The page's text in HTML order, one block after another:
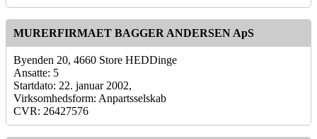
MURERFIRMAET BAGGER ANDERSEN ApS
Byenden 20, 4660 Store HEDDinge
Ansatte: 5
Startdato: 22. januar 2002,
Virksomhedsform: Anpartsselskab
CVR: 26427576